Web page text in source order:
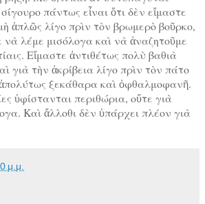
πάντως εἶναι ὅτι δὲν εἴμαστε
ἁπλῶς λίγο πρὶν τὸν βρωμερὸ βοῦρκο,
λέμε μισόλογα καὶ νὰ ἀναζητοῦμε
Εἴμαστε ἀντιθέτως πολὺ βαθιὰ
γιὰ τὴν ἀκρίβεια λίγο πρὶν τὸν πάτο
ξεκάθαρα καὶ ὀφθαλμοφανῆ.
ὑφίστανται περιθώρια, οὔτε γιὰ
Καὶ ἄλλοθι δὲν ὑπάρχει πλέον γιὰ
μ.μ.